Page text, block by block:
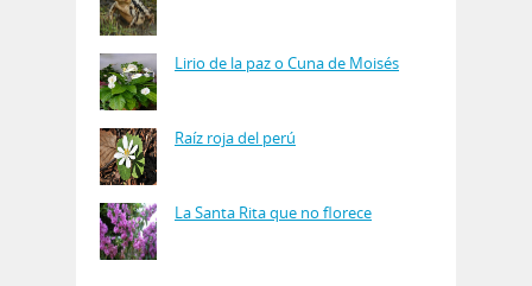
Lirio de la paz o Cuna de Moisés
Raíz roja del perú
La Santa Rita que no florece